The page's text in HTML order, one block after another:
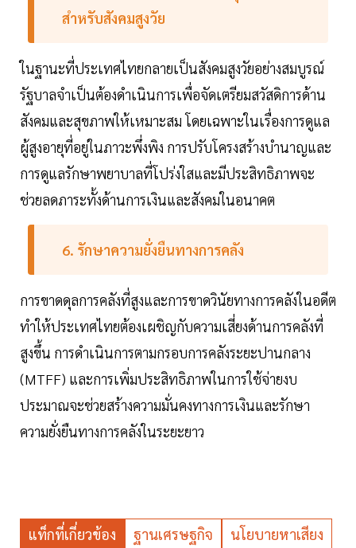
สำหรับสังคมสูงวัย
ในฐานะที่ประเทศไทยกลายเป็นสังคมสูงวัยอย่างสมบูรณ์
รัฐบาลจำเป็นต้องดำเนินการเพื่อจัดเตรียมสวัสดิการด้าน
สังคมและสุขภาพให้เหมาะสม โดยเฉพาะในเรื่องการดูแล
ผู้สูงอายุที่อยู่ในภาวะพึ่งพิง การปรับโครงสร้างบำนาญและ
การดูแลรักษาพยาบาลที่โปร่งใสและมีประสิทธิภาพจะ
ช่วยลดภาระทั้งด้านการเงินและสังคมในอนาคต
6. รักษาความยั่งยืนทางการคลัง
การขาดดุลการคลังที่สูงและการขาดวินัยทางการคลังในอดีต
ทำให้ประเทศไทยต้องเผชิญกับความเสี่ยงด้านการคลังที่
สูงขึ้น การดำเนินการตามกรอบการคลังระยะปานกลาง
(MTFF) และการเพิ่มประสิทธิภาพในการใช้จ่ายงบ
ประมาณจะช่วยสร้างความมั่นคงทางการเงินและรักษา
ความยั่งยืนทางการคลังในระยะยาว
แท็กที่เกี่ยวข้อง ฐานเศรษฐกิจ นโยบายหาเสียง